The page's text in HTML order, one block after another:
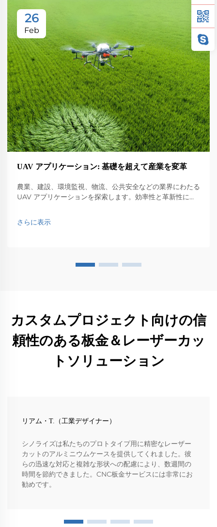
26
Feb
UAV アプリケーション: 基礎を超えて産業を変革
農業、建設、環境監視、物流、公共安全などの業界にわたる
UAV アプリケーションを探索します。効率性と革新性に与
さらに表示
カスタムプロジェクト向けの信
頼性のある板金＆レーザーカッ
トソリューション
リアム・T.（工業デザイナー）
シノライズは私たちのプロトタイプ用に精密なレーザー
カットのアルミニウムケースを提供してくれました。彼
らの迅速な対応と複雑な形状への配慮により、数週間の
時間を節約できました。CNC板金サービスには非常にお
勧めです。